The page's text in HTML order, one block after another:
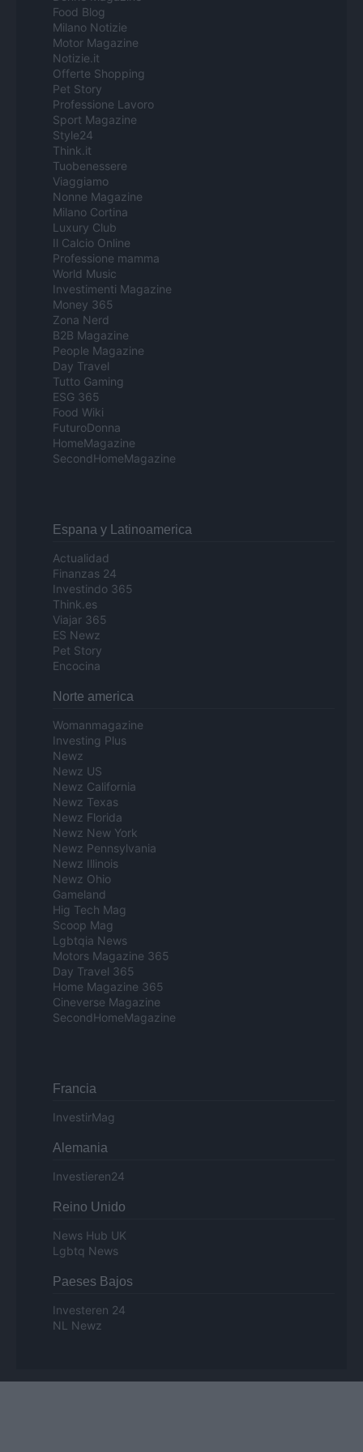
Food Blog
Milano Notizie
Motor Magazine
Notizie.it
Offerte Shopping
Pet Story
Professione Lavoro
Sport Magazine
Style24
Think.it
Tuobenessere
Viaggiamo
Nonne Magazine
Milano Cortina
Luxury Club
Il Calcio Online
Professione mamma
World Music
Investimenti Magazine
Money 365
Zona Nerd
B2B Magazine
People Magazine
Day Travel
Tutto Gaming
ESG 365
Food Wiki
FuturoDonna
HomeMagazine
SecondHomeMagazine
Espana y Latinoamerica
Actualidad
Finanzas 24
Investindo 365
Think.es
Viajar 365
ES Newz
Pet Story
Encocina
Norte america
Womanmagazine
Investing Plus
Newz
Newz US
Newz California
Newz Texas
Newz Florida
Newz New York
Newz Pennsylvania
Newz Illinois
Newz Ohio
Gameland
Hig Tech Mag
Scoop Mag
Lgbtqia News
Motors Magazine 365
Day Travel 365
Home Magazine 365
Cineverse Magazine
SecondHomeMagazine
Francia
InvestirMag
Alemania
Investieren24
Reino Unido
News Hub UK
Lgbtq News
Paeses Bajos
Investeren 24
NL Newz